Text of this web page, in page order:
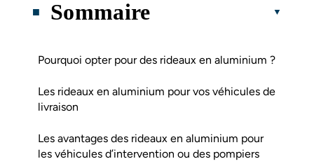
Sommaire
Pourquoi opter pour des rideaux en aluminium ?
Les rideaux en aluminium pour vos véhicules de
livraison
Les avantages des rideaux en aluminium pour
les véhicules d’intervention ou des pompiers